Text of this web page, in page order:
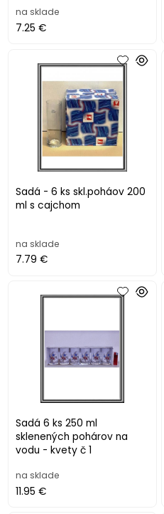
na sklade
7.25 €
Sadá - 6 ks skl.poháov 200
ml s cajchom
na sklade
7.79 €
Sadá 6 ks 250 ml
sklenených pohárov na
vodu - kvety č 1
na sklade
11.95 €